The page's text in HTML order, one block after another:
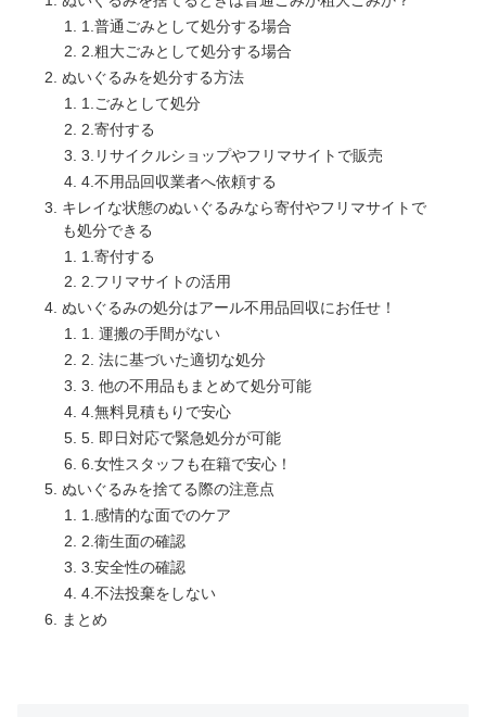
1.普通ごみとして処分する場合
2.粗大ごみとして処分する場合
ぬいぐるみを処分する方法
1.ごみとして処分
2.寄付する
3.リサイクルショップやフリマサイトで販売
4.不用品回収業者へ依頼する
キレイな状態のぬいぐるみなら寄付やフリマサイトで
も処分できる
1.寄付する
2.フリマサイトの活用
ぬいぐるみの処分はアール不用品回収にお任せ！
1. 運搬の手間がない
2. 法に基づいた適切な処分
3. 他の不用品もまとめて処分可能
4.無料見積もりで安心
5. 即日対応で緊急処分が可能
6.女性スタッフも在籍で安心！
ぬいぐるみを捨てる際の注意点
1.感情的な面でのケア
2.衛生面の確認
3.安全性の確認
4.不法投棄をしない
まとめ